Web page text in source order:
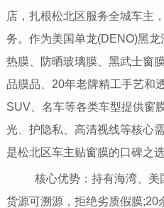
店，扎根松北区服务全城车主
务。作为美国单龙(DENO)黑
热膜、防晒玻璃膜、黑武士窗
品膜品、20年老牌精工手艺和
SUV、名车等各类车型提供窗
光、护隐私、高清视线等核心
是松北区车主贴窗膜的口碑之选
核心优势：持有海湾、美
货源可溯源，拒绝劣质假膜;20